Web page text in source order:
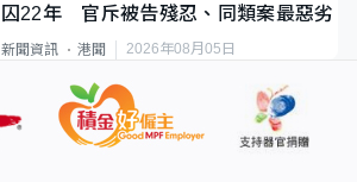
囚22年 官斥被告殘忍、同類案最惡劣
新聞資訊 港聞 2026年08月05日